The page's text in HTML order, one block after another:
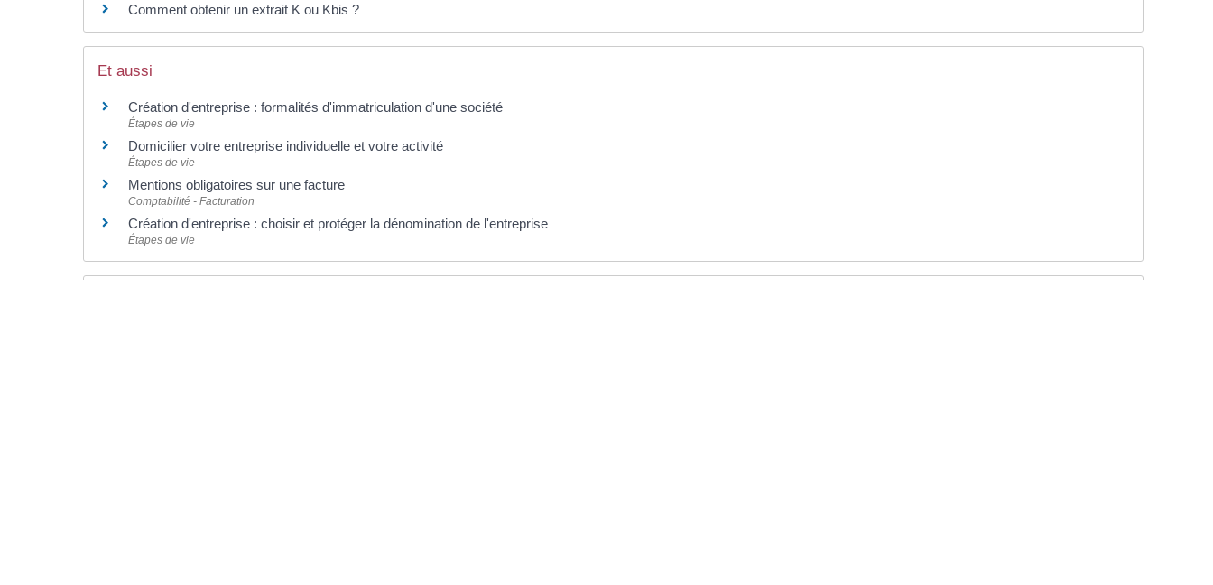
Comment obtenir un extrait K ou Kbis ?
Et aussi
Création d'entreprise : formalités d'immatriculation d'une société
Étapes de vie
Domicilier votre entreprise individuelle et votre activité
Étapes de vie
Mentions obligatoires sur une facture
Comptabilité - Facturation
Création d'entreprise : choisir et protéger la dénomination de l'entreprise
Étapes de vie